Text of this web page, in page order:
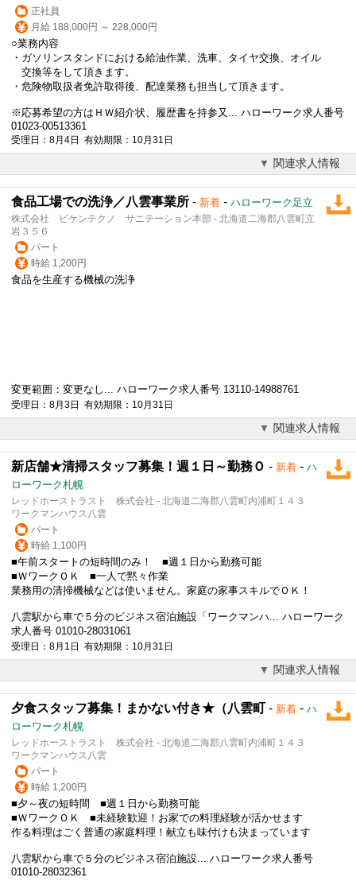
正社員
月給 188,000円 ～ 228,000円
○業務内容
・ガソリンスタンドにおける給油作業、洗車、タイヤ交換、オイル
交換等をして頂きます。
・危険物取扱者免許取得後、配達業務も担当して頂きます。
※応募希望の方はＨＷ紹介状、履歴書を持参又... ハローワーク求人番号
01023-00513361
受理日：8月4日 有効期限：10月31日
関連求人情報
食品工場での洗浄／八雲事業所 - 新着 - ハローワーク足立
株式会社 ビケンテクノ サニテーション本部 - 北海道二海郡八雲町立
岩３５６
パート
時給 1,200円
食品を生産する機械の洗浄
変更範囲：変更なし... ハローワーク求人番号 13110-14988761
受理日：8月3日 有効期限：10月31日
関連求人情報
新店舗★清掃スタッフ募集！週１日～勤務Ｏ - 新着 - ハ
ローワーク札幌
レッドホーストラスト 株式会社 - 北海道二海郡八雲町内浦町１４３
ワークマンハウス八雲
パート
時給 1,100円
■午前スタートの短時間のみ！ ■週１日から勤務可能
■ＷワークＯＫ ■一人で黙々作業
業務用の清掃機械などは使いません。家庭の家事スキルでＯＫ！
八雲駅から車で５分のビジネス宿泊施設「ワークマンハ... ハローワーク
求人番号 01010-28031061
受理日：8月1日 有効期限：10月31日
関連求人情報
夕食スタッフ募集！まかない付き★（八雲町- 新着 - ハ
ローワーク札幌
レッドホーストラスト 株式会社 - 北海道二海郡八雲町内浦町１４３
ワークマンハウス八雲
パート
時給 1,200円
■夕～夜の短時間 ■週１日から勤務可能
■ＷワークＯＫ ■未経験歓迎！お家での料理経験が活かせます
作る料理はごく普通の家庭料理！献立も味付けも決まっています
八雲駅から車で５分のビジネス宿泊施設... ハローワーク求人番号
01010-28032361